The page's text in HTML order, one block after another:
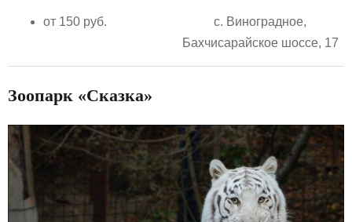
от 150 руб.
с. Виноградное,
Бахчисарайское шоссе, 17
Зоопарк «Сказка»